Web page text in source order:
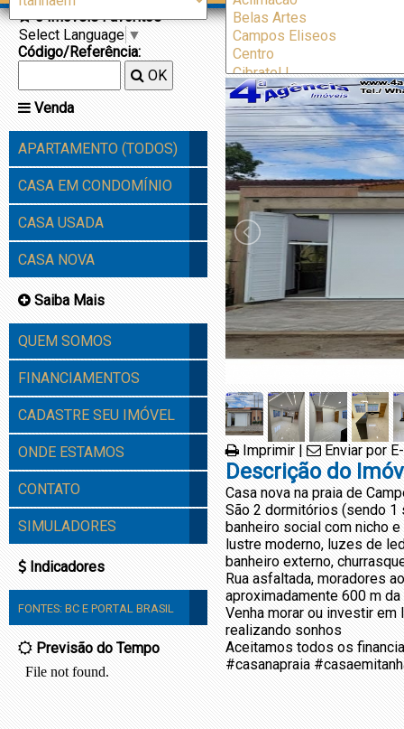
0Imóveis Favoritos
Select Language ▼
Código/Referência:
OK
Venda
APARTAMENTO (TODOS)
CASA EM CONDOMÍNIO
CASA USADA
CASA NOVA
Saiba Mais
QUEM SOMOS
FINANCIAMENTOS
CADASTRE SEU IMÓVEL
ONDE ESTAMOS
CONTATO
SIMULADORES
Indicadores
FONTES: BC E PORTAL BRASIL
Previsão do Tempo
[S431] casa
Itanhaen
Imprimir Enviar por
Descrição do
Casa nova na praia de
São 2 dormitórios (sendo 1
banheiro social com nicho
lustre moderno, luzes de
banheiro externo,
Rua asfaltada, moradores
aproximadamente 600 m
Venha morar ou investir
realizando sonhos
Aceitamos todos os
#casanapraia